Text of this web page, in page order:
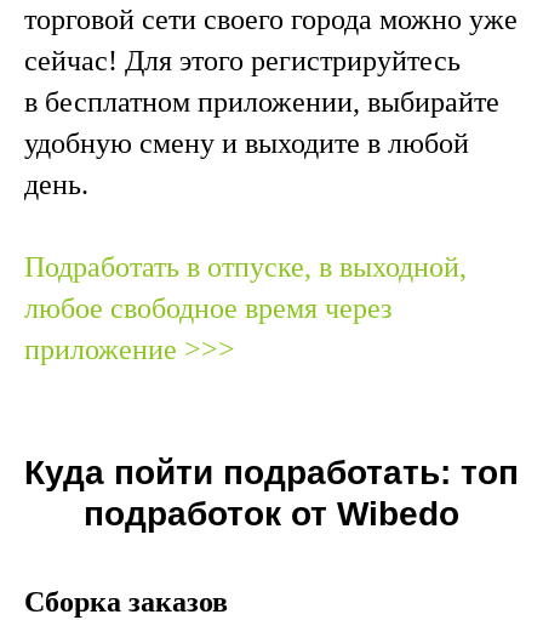
торговой сети своего города можно уже
сейчас! Для этого регистрируйтесь
в бесплатном приложении, выбирайте
удобную смену и выходите в любой
день.
Подработать в отпуске, в выходной,
любое свободное время через
приложение >>>
Куда пойти подработать: топ
подработок от Wibedo
Сборка заказов